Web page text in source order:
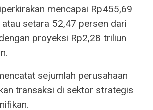
mencapai Rp455,69
setara 52,47 persen dari
proyeksi Rp2,28 triliun
sejumlah perusahaan
transaksi di sektor strategis